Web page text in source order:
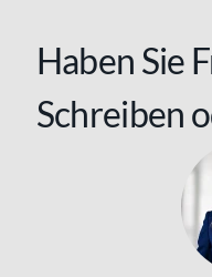
Haben Sie
Schreiben